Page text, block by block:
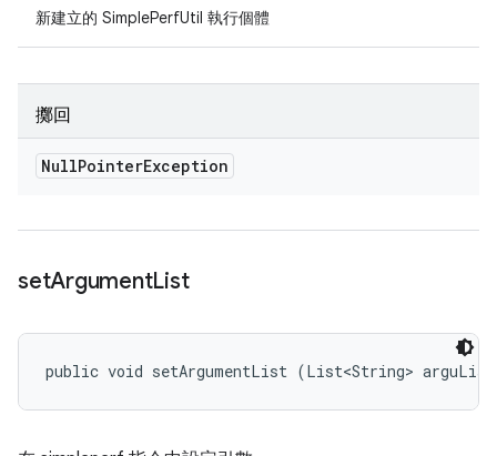
新建立的 SimplePerfUtil 執行個體
擲回
NullPointerException
setArgumentList
public void setArgumentList (List<String>